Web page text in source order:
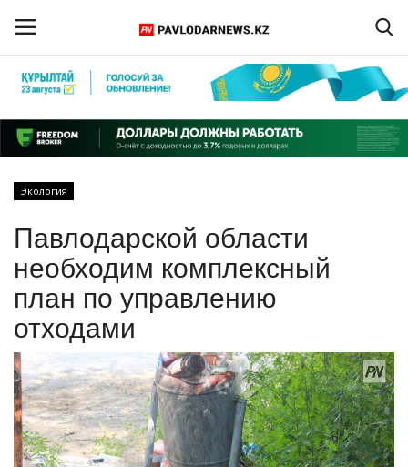
Регистрация
Главная
ПАВЛОДАРСКАЯ ОБЛАСТЬ
КАЗАХСТАН
МИР
СПЕЦПРОЕКТЫ
СПОРТ
Экология
Павлодарской области
необходим комплексный
план по управлению
отходами